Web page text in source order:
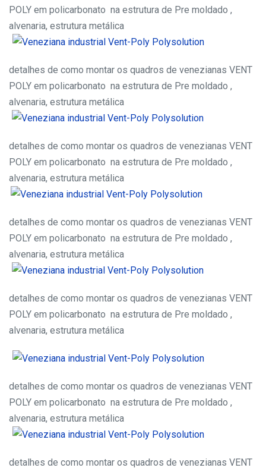
POLY em policarbonato na estrutura de Pre moldado ,
alvenaria, estrutura metálica
detalhes de como montar os quadros de venezianas VENT
POLY em policarbonato na estrutura de Pre moldado ,
alvenaria, estrutura metálica
detalhes de como montar os quadros de venezianas VENT
POLY em policarbonato na estrutura de Pre moldado ,
alvenaria, estrutura metálica
detalhes de como montar os quadros de venezianas VENT
POLY em policarbonato na estrutura de Pre moldado ,
alvenaria, estrutura metálica
detalhes de como montar os quadros de venezianas VENT
POLY em policarbonato na estrutura de Pre moldado ,
alvenaria, estrutura metálica
detalhes de como montar os quadros de venezianas VENT
POLY em policarbonato na estrutura de Pre moldado ,
alvenaria, estrutura metálica
detalhes de como montar os quadros de venezianas VENT